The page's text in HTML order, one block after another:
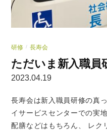
研修 / 長寿会
ただいま新入職員
2023.04.19
長寿会は新入職員研修の真
イサービスセンターでの実
配膳などはもちろん、 レク